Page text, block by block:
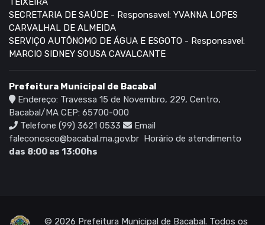
SECRETARIA DE SAÚDE - Responsavel: YVANNA LOPES
CARVALHAL DE ALMEIDA
SERVIÇO AUTÔNOMO DE ÁGUA E ESGOTO - Responsavel:
MARCIO SIDNEY SOUSA CAVALCANTE
Prefeitura Municipal de Bacabal
Endereço: Travessa 15 de Novembro, 229, Centro,
Bacabal/MA CEP: 65700-000
Telefone (99) 3621 0533
Email
faleconosco@bacabal.ma.gov.br
Horário de atendimento
das 8:00 as 13:00hs
© 2026 Prefeitura Municipal de Bacabal. Todos os